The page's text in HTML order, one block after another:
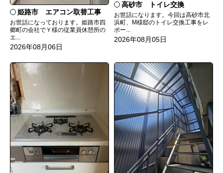
姫路市 エアコン取替工事
お世話になっております。姫路市四
郷町の会社でＹ様の従業員休憩所の
エ...
2026年08月06日
高砂市 トイレ交換
お世話になります。今回は高砂市北
浜町、M様邸のトイレ交換工事をレ
ポー...
2026年08月05日